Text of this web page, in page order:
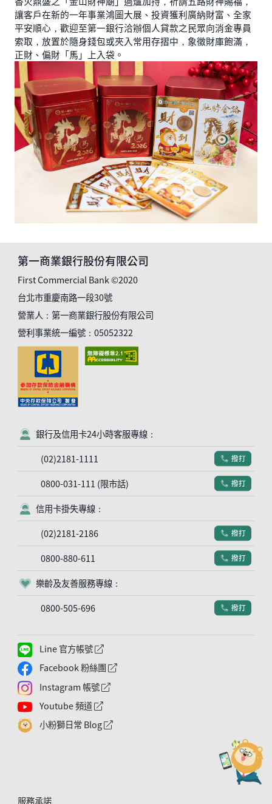
讓客戶在新的一年事業鴻圖大展、投資獲利廣納財富、全家
平安順心，歡迎至第一銀行洽辦個人貸款之民眾向消金專員
索取，放置於隨身錢包或夾入常用存摺中，象徵財庫飽滿，
正財、偏財「馬」上入袋。
第一商業銀行股份有限公司
First Commercial Bank ©2020
台北市重慶南路一段30號
營業人：第一商業銀行股份有限公司
營利事業統一編號：05052322
客服符號
銀行及信用卡24小時客服專線：
(02)2181-1111
電話符號
撥打
0800-031-111 (限市話) 電話符號
撥打
客服符號
信用卡掛失專線：
(02)2181-2186
電話符號
撥打
0800-880-611 電話符號
撥打
客服符號
樂齡及友善服務專線：
0800-505-696
電話符號
撥打
Line 官方帳號 外網連結符號
Facebook 粉絲團 外網連結符號
Instagram 帳號 外網連結符號
Youtube 頻道 外網連結符號
小粉獅日常 Blog 外網連結符號
服務承諾